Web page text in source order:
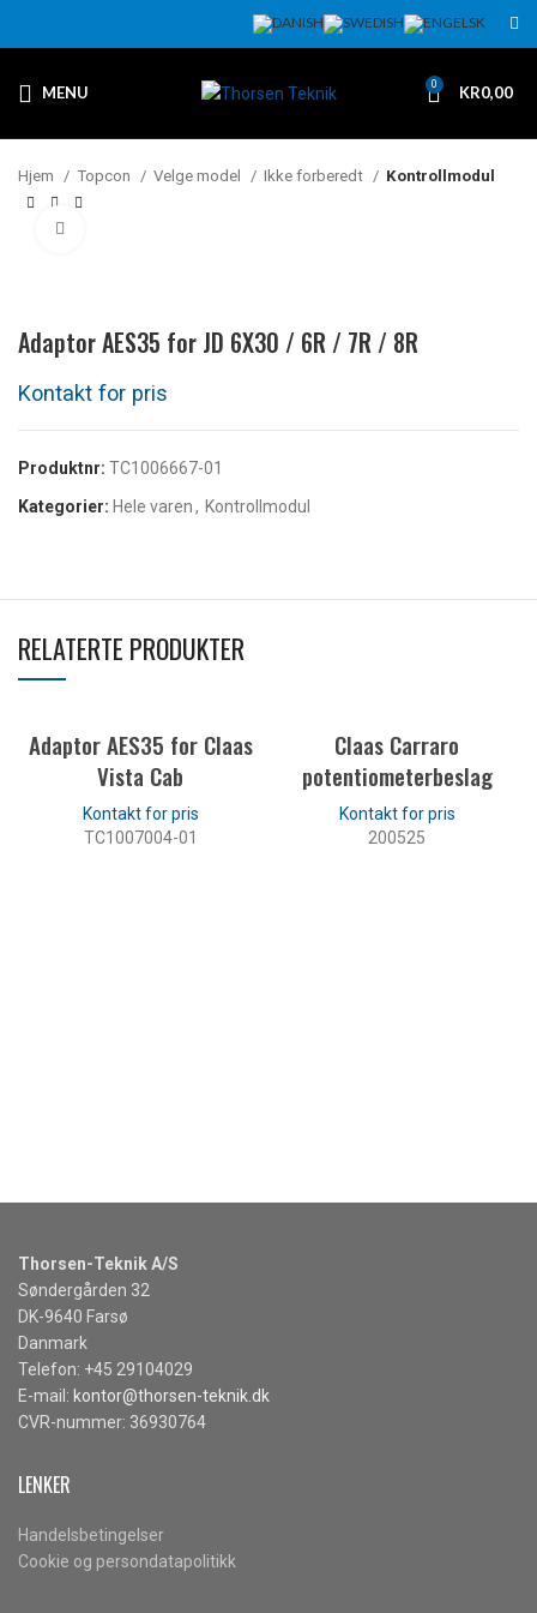
MENU 0 KR0,00
Hjem Topcon Velge model Ikke forberedt Kontrollmodul
Adaptor AES35 for JD 6X30 / 6R / 7R / 8R
Produktnr: TC1006667-01
Kategorier: Hele varen, Kontrollmodul
RELATERTE PRODUKTER
Adaptor AES35 for Claas
Vista Cab
TC1007004-01
Claas Carraro
potentiometerbeslag
200525
Thorsen-Teknik A/S
Søndergården 32
DK-9640 Farsø
Danmark
Telefon: +45 29104029
E-mail: kontor@thorsen-teknik.dk
CVR-nummer: 36930764
LENKER
Handelsbetingelser
Cookie og persondatapolitikk